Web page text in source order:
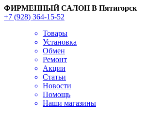
ФИРМЕННЫЙ САЛОН В Пятигорск
+7 (928) 364-15-52
Товары
Установка
Обмен
Ремонт
Акции
Статьи
Новости
Помощь
Наши магазины